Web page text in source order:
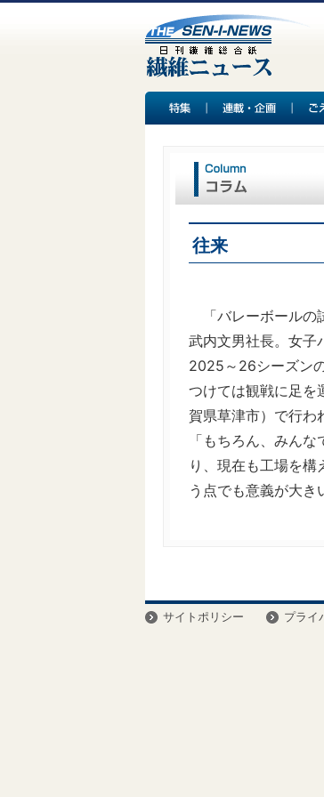
往来
「バレーボールの
武内文男社長。女子
2025～26シーズン
つけては観戦に足を
賀県草津市）で行わ
「もちろん、みん
り、現在も工場を
う点でも意義が大き
サイトポリシー プライ